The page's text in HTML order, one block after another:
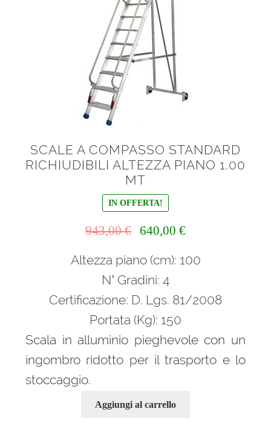
SCALE A COMPASSO STANDARD
RICHIUDIBILI ALTEZZA PIANO 1.00
MT
IN OFFERTA!
943,00€
originale
era:
943,00 €.
640,00 €Il
attuale
Altezza piano (cm): 100
N° Gradini: 4
Certificazione: D. Lgs. 81/2008
Portata (Kg): 150
Scala in alluminio pieghevole con un
ingombro ridotto per il trasporto e lo
stoccaggio.
Aggiungi al carrello